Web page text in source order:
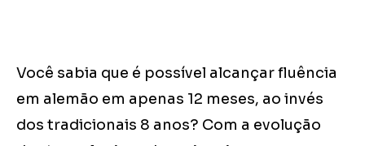
Você sabia que é possível alcançar fluência
em alemão em apenas 12 meses, ao invés
dos tradicionais 8 anos? Com a evolução